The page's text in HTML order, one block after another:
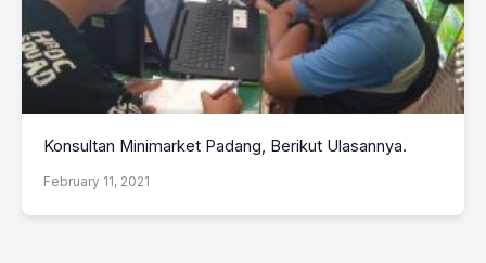
Konsultan Minimarket Padang, Berikut Ulasannya.
February 11, 2021